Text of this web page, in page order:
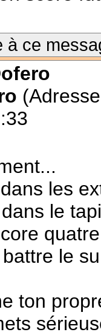
à ce
les
le
le
ton